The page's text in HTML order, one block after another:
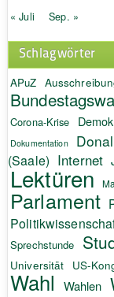
« Juli Sep. »
Schlagwörter
APuZ
Corona-Krise
Dokumentation
(Saale) Internet
Lektüren
Parlament
Sprechstunde
Universität US-
Wahl Wahlen